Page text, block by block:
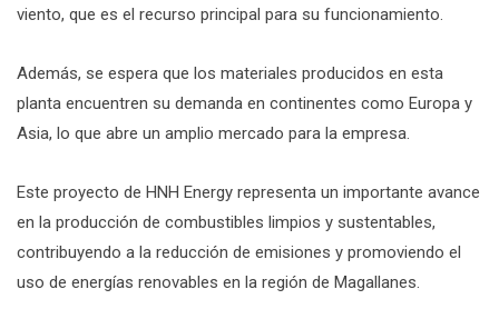
viento, que es el recurso principal para su funcionamiento.
Además, se espera que los materiales producidos en esta
planta encuentren su demanda en continentes como Europa y
Asia, lo que abre un amplio mercado para la empresa.
Este proyecto de HNH Energy representa un importante avance
en la producción de combustibles limpios y sustentables,
contribuyendo a la reducción de emisiones y promoviendo el
uso de energías renovables en la región de Magallanes.